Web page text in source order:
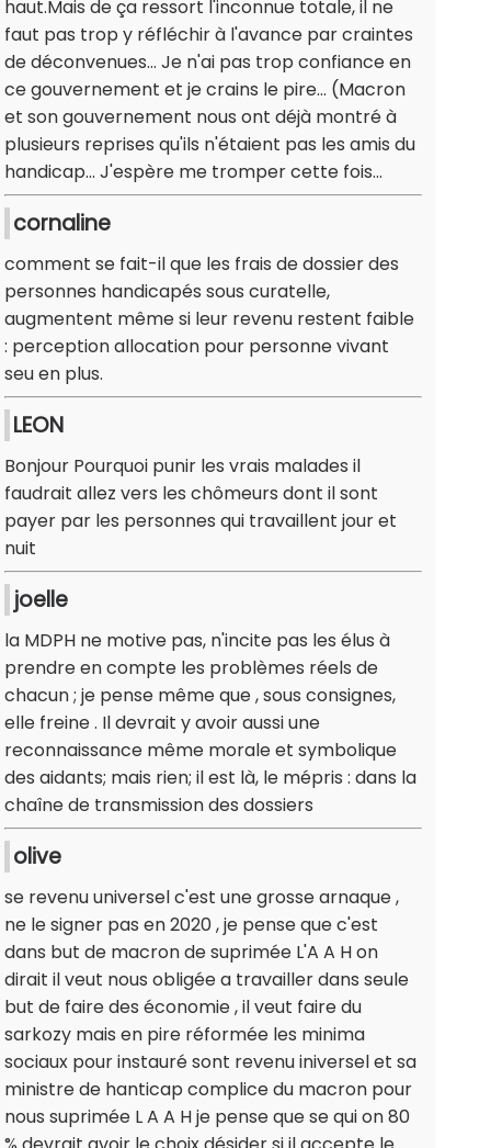
haut.Mais de ça ressort l'inconnue totale, il ne
faut pas trop y réfléchir à l'avance par craintes
de déconvenues... Je n'ai pas trop confiance en
ce gouvernement et je crains le pire... (Macron
et son gouvernement nous ont déjà montré à
plusieurs reprises qu'ils n'étaient pas les amis du
handicap... J'espère me tromper cette fois...
cornaline
comment se fait-il que les frais de dossier des
personnes handicapés sous curatelle,
augmentent même si leur revenu restent faible
: perception allocation pour personne vivant
seu en plus.
LEON
Bonjour Pourquoi punir les vrais malades il
faudrait allez vers les chômeurs dont il sont
payer par les personnes qui travaillent jour et
nuit
joelle
la MDPH ne motive pas, n'incite pas les élus à
prendre en compte les problèmes réels de
chacun ; je pense même que , sous consignes,
elle freine . Il devrait y avoir aussi une
reconnaissance même morale et symbolique
des aidants; mais rien; il est là, le mépris : dans la
chaîne de transmission des dossiers
olive
se revenu universel c'est une grosse arnaque ,
ne le signer pas en 2020 , je pense que c'est
dans but de macron de suprimée L'A A H on
dirait il veut nous obligée a travailler dans seule
but de faire des économie , il veut faire du
sarkozy mais en pire réformée les minima
sociaux pour instauré sont revenu iniversel et sa
ministre de hanticap complice du macron pour
nous suprimée L A A H je pense que se qui on 80